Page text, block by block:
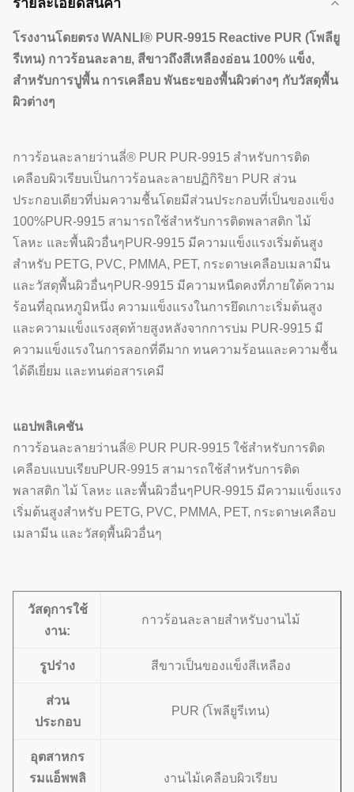
รายละเอียดสินค้า
โรงงานโดยตรง WANLI® PUR-9915 Reactive PUR (โพลียู
รีเทน) กาวร้อนละลาย, สีขาวถึงสีเหลืองอ่อน 100% แข็ง,
สำหรับการปูพื้น การเคลือบ พันธะของพื้นผิวต่างๆ กับวัสดุพื้น
ผิวต่างๆ
กาวร้อนละลายว่านลี่® PUR PUR-9915 สำหรับการติด
เคลือบผิวเรียบเป็นกาวร้อนละลายปฏิกิริยา PUR ส่วน
ประกอบเดียวที่บ่มความชื้นโดยมีส่วนประกอบที่เป็นของแข็ง
100%PUR-9915 สามารถใช้สำหรับการติดพลาสติก ไม้
โลหะ และพื้นผิวอื่นๆPUR-9915 มีความแข็งแรงเริ่มต้นสูง
สำหรับ PETG, PVC, PMMA, PET, กระดาษเคลือบเมลามีน
และวัสดุพื้นผิวอื่นๆPUR-9915 มีความหนืดคงที่ภายใต้ความ
ร้อนที่อุณหภูมิหนึ่ง ความแข็งแรงในการยึดเกาะเริ่มต้นสูง
และความแข็งแรงสุดท้ายสูงหลังจากการบ่ม PUR-9915 มี
ความแข็งแรงในการลอกที่ดีมาก ทนความร้อนและความชื้น
ได้ดีเยี่ยม และทนต่อสารเคมี
แอปพลิเคชัน
กาวร้อนละลายว่านลี่® PUR PUR-9915 ใช้สำหรับการติด
เคลือบแบบเรียบPUR-9915 สามารถใช้สำหรับการติด
พลาสติก ไม้ โลหะ และพื้นผิวอื่นๆPUR-9915 มีความแข็งแรง
เริ่มต้นสูงสำหรับ PETG, PVC, PMMA, PET, กระดาษเคลือบ
เมลามีน และวัสดุพื้นผิวอื่นๆ
วัสดุการใช้
งาน:
กาวร้อนละลายสำหรับงานไม้
รูปร่าง สีขาวเป็นของแข็งสีเหลือง
ส่วน
ประกอบ
PUR (โพลียูรีเทน)
อุตสาหกร
รมแอ็พพลิ
งานไม้เคลือบผิวเรียบ